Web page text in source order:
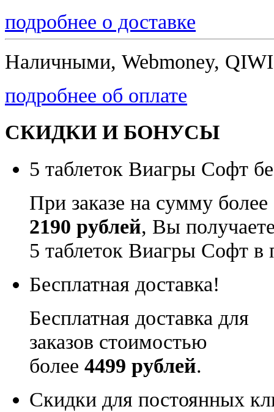
подробнее о доставке
Наличными, Webmoney,
подробнее об оплате
СКИДКИ И БОНУСЫ
5 таблеток Виагры Софт
При заказе на сумму более
2190 рублей, Вы
5 таблеток Виагры Софт в
Бесплатная доставка!
Бесплатная доставка для
заказов стоимостью
более 4499 рублей.
Скидки для постоянных